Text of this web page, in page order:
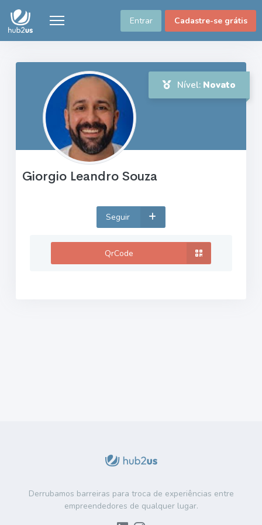
Entrar Cadastre-se grátis
Nível: Novato
Giorgio Leandro Souza
Seguir
QrCode
Derrubamos barreiras para troca de experiências entre
empreendedores de qualquer lugar.